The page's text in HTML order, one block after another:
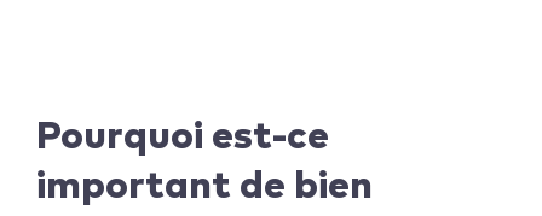
Pourquoi est-ce
important de bien